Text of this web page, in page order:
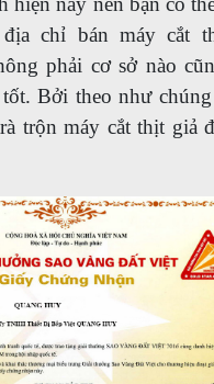
chỉ bán máy cắt
phải cơ sở nào
Bởi theo như
trộn máy cắt thịt giả